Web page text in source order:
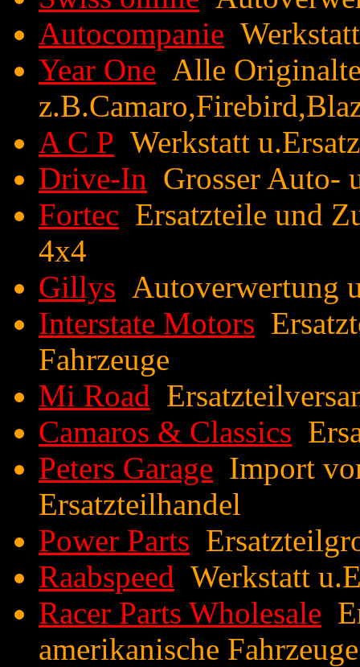
Autocompanie
Year One Alle
A C P Werkstatt
Drive-In Grosser Auto-
Fortec Ersatzteile und
4x4
Gillys Autoverwertung
Interstate Motors
Fahrzeuge
Mi Road
Camaros & Classics
Peters Garage Import
Ersatzteilhandel
Power Parts
Raabspeed Werkstatt
Racer Parts Wholesale
amerikanische Fahrzeuge